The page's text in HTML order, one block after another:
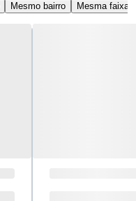
Mesmo bairro Mesma faixa